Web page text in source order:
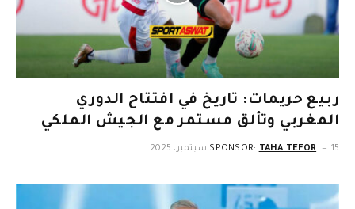
ربيع حريمات: تاريخ في افتتاح الدوري
المغربي وتألق مستمر مع الجيش الملكي
SPONSOR: TAHA TEFOR 15 سبتمبر، 2025